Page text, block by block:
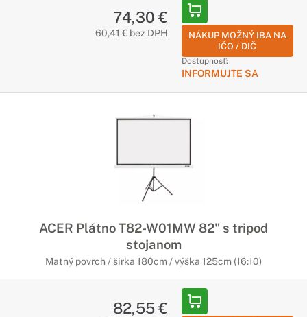
74,30 €
60,41 € bez DPH
NÁKUP MOŽNÝ IBA NA
IČO / DIČ
Dostupnosť:
INFORMUJTE SA
ACER Plátno T82-W01MW 82" s tripod
stojanom
Matný povrch / širka 180cm / výška 125cm (16:10)
82,55 €